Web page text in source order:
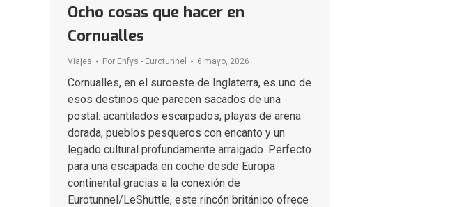
Ocho cosas que hacer en
Cornualles
Viajes Por Enfys - Eurotunnel 6 mayo, 2026
Cornualles, en el suroeste de Inglaterra, es uno de
esos destinos que parecen sacados de una
postal: acantilados escarpados, playas de arena
dorada, pueblos pesqueros con encanto y un
legado cultural profundamente arraigado. Perfecto
para una escapada en coche desde Europa
continental gracias a la conexión de
Eurotunnel/LeShuttle, este rincón británico ofrece